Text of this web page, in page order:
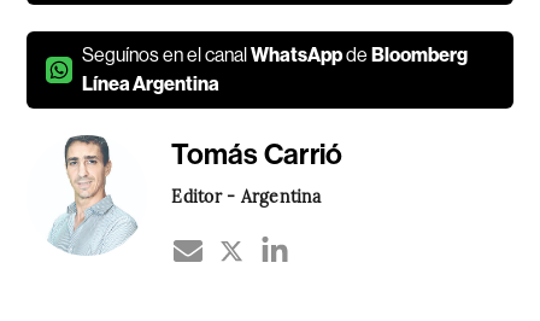
Seguínos en el canalWhatsAppdeBloomberg
Línea Argentina
Tomás Carrió
Editor - Argentina